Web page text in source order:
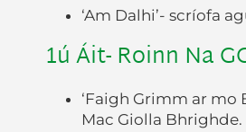
‘Am Dalhi’- scríofa
1ú Áit- Roinn Na
‘Faigh Grimm ar mo
Mac Giolla Bhrighde.